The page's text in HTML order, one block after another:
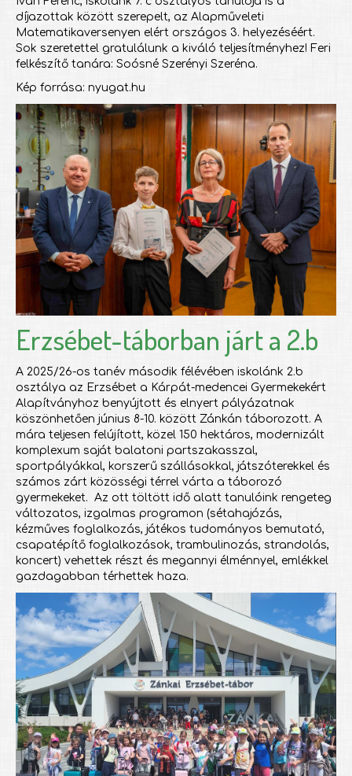
díjazottak között szerepelt, az Alapműveleti
Matematikaversenyen elért országos 3. helyezéséért.
Sok szeretettel gratulálunk a kiváló teljesítményhez! Feri
felkészítő tanára: Soósné Szerényi Szeréna.
Kép forrása: nyugat.hu
Erzsébet-táborban járt a 2.b
A 2025/26-os tanév második félévében iskolánk 2.b
osztálya az Erzsébet a Kárpát-medencei Gyermekekért
Alapítványhoz benyújtott és elnyert pályázatnak
köszönhetően június 8-10. között Zánkán táborozott. A
mára teljesen felújított, közel 150 hektáros, modernizált
komplexum saját balatoni partszakasszal,
sportpályákkal, korszerű szállásokkal, játszóterekkel és
számos zárt közösségi térrel várta a táborozó
gyermekeket. Az ott töltött idő alatt tanulóink rengeteg
változatos, izgalmas programon (sétahajózás,
kézműves foglalkozás, játékos tudományos bemutató,
csapatépítő foglalkozások, trambulinozás, strandolás,
koncert) vehettek részt és megannyi élménnyel, emlékkel
gazdagabban térhettek haza.